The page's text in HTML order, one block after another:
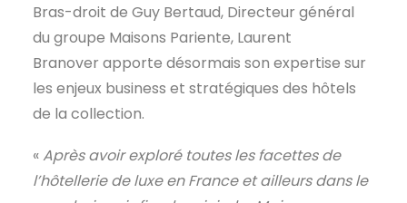
Bras-droit de Guy Bertaud, Directeur général
du groupe Maisons Pariente, Laurent
Branover apporte désormais son expertise sur
les enjeux business et stratégiques des hôtels
de la collection.
« Après avoir exploré toutes les facettes de
l’hôtellerie de luxe en France et ailleurs dans le